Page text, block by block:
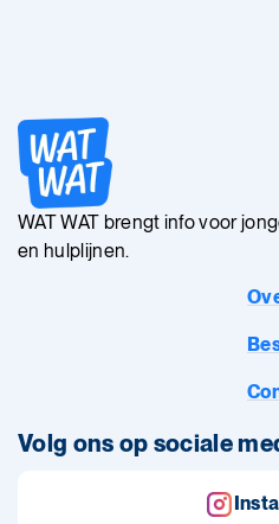
WAT WAT brengt info voor
en hulplijnen.
Volg ons op sociale